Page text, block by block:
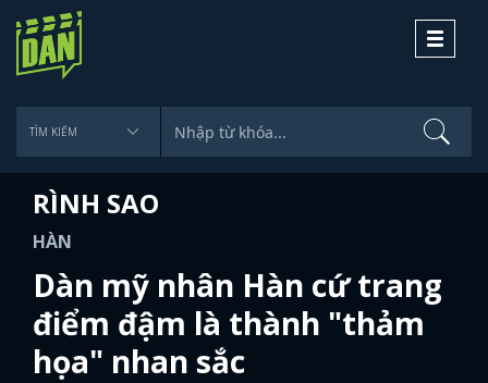
Toggle
RÌNH SAO
HÀN
Dàn mỹ nhân Hàn cứ trang
điểm đậm là thành "thảm
họa" nhan sắc